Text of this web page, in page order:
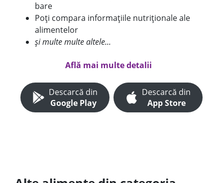
bare
Poți compara informațiile nutriționale ale
alimentelor
și multe multe altele...
Află mai multe detalii
Descarcă din
Google Play
Descarcă din
App Store